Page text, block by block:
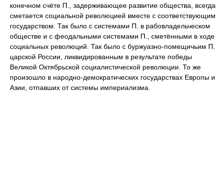
конечном счёте П., задерживающее развитие общества, всегда
сметается социальной революцией вместе с соответствующим
государством. Так было с системами П. в рабовладельческом
обществе и с феодальными системами П., сметёнными в ходе
социальных революций. Так было с буржуазно-помещичьим П.
царской России, ликвидированным в результате победы
Великой Октябрьской социалистической революции. То же
произошло в народно-демократических государствах Европы и
Азии, отпавших от системы империализма.